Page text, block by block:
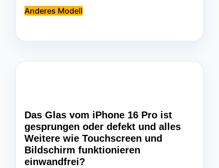
Anderes Modell
Das Glas vom iPhone 16 Pro ist
gesprungen oder defekt und alles
Weitere wie Touchscreen und
Bildschirm funktionieren
einwandfrei?